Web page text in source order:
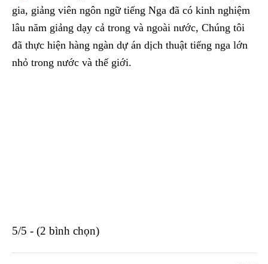
gia, giảng viên ngôn ngữ tiếng Nga đã có kinh nghiệm
lâu năm giảng dạy cả trong và ngoài nước, Chúng tôi
đã thực hiện hàng ngàn dự án dịch thuật tiếng nga lớn
nhỏ trong nước và thế giới.
5/5 - (2 bình chọn)